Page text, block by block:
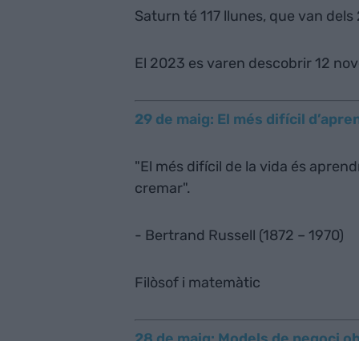
Saturn té 117 llunes, que van
El 2023 es varen descobrir 12
29 de maig: El més difícil
"El més difícil de la vida és
cremar".
- Bertrand Russell (1872 – 1970)
Filòsof i matemàtic